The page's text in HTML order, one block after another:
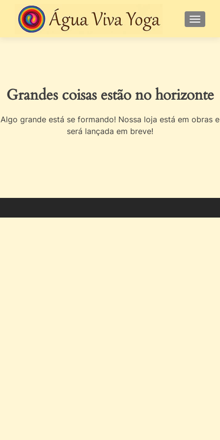
Grandes coisas estão no horizonte
Algo grande está se formando! Nossa loja está em obras e
será lançada em breve!